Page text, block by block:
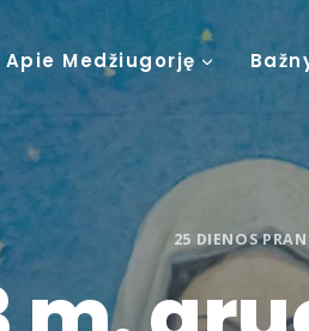
Apie Medžiugorję
25 DIENOS